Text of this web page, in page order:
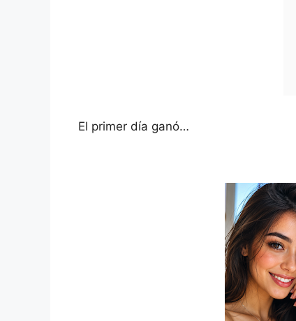
El primer día ganó…